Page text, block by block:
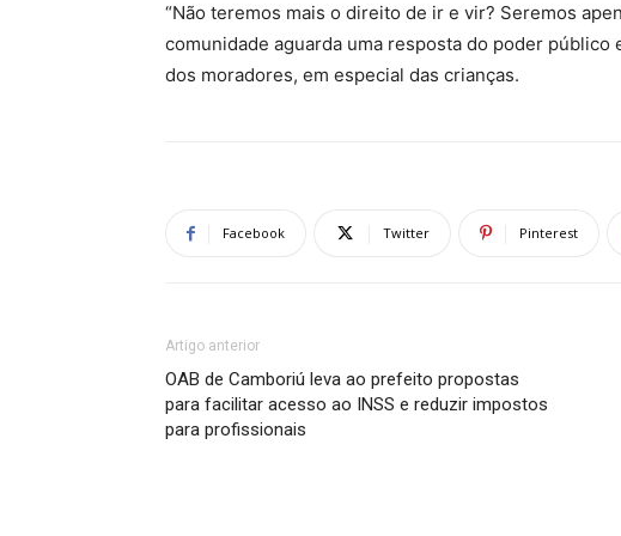
“Não teremos mais o direito de ir e vir? Seremos
comunidade aguarda uma resposta do poder
dos moradores, em especial das crianças.
Facebook Twitter Pinterest
Artigo anterior
OAB de Camboriú leva ao prefeito propostas
para facilitar acesso ao INSS e reduzir impostos
para profissionais